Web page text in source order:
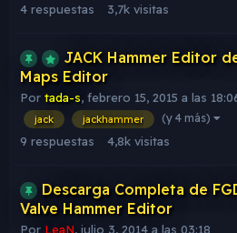
4 respuestas 3,7k visitas
JACK Hammer Editor
Maps Editor
Por tada-s, febrero 15, 2015 a las
jack jackhammer (y 4 más)
9 respuestas 4,8k visitas
Descarga Completa de
Valve Hammer Editor
Por LeaN, julio 3, 2014 a las 03:18